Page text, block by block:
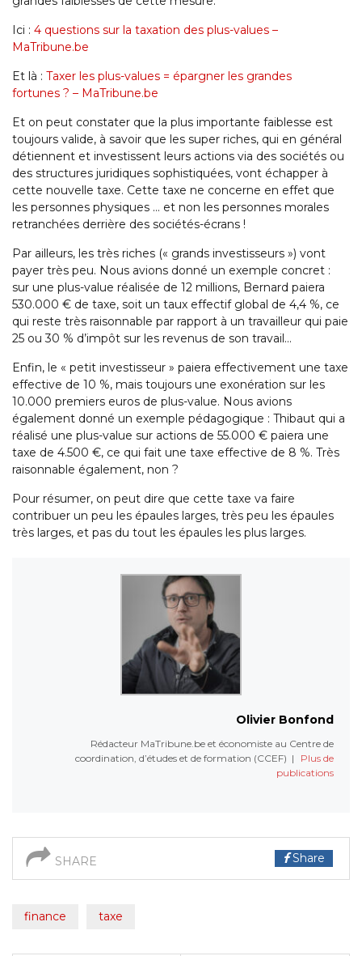
Ici : 4 questions sur la taxation des plus-values –
MaTribune.be
Et là : Taxer les plus-values = épargner les grandes
fortunes ? – MaTribune.be
Et on peut constater que la plus importante faiblesse est
toujours valide, à savoir que les super riches, qui en général
détiennent et investissent leurs actions via des sociétés ou
des structures juridiques sophistiquées, vont échapper à
cette nouvelle taxe. Cette taxe ne concerne en effet que
les personnes physiques … et non les personnes morales
retranchées derrière des sociétés-écrans !
Par ailleurs, les très riches (« grands investisseurs ») vont
payer très peu. Nous avions donné un exemple concret :
sur une plus-value réalisée de 12 millions, Bernard paiera
530.000 € de taxe, soit un taux effectif global de 4,4 %, ce
qui reste très raisonnable par rapport à un travailleur qui paie
25 ou 30 % d’impôt sur les revenus de son travail…
Enfin, le « petit investisseur » paiera effectivement une taxe
effective de 10 %, mais toujours une exonération sur les
10.000 premiers euros de plus-value. Nous avions
également donné un exemple pédagogique : Thibaut qui a
réalisé une plus-value sur actions de 55.000 € paiera une
taxe de 4.500 €, ce qui fait une taxe effective de 8 %. Très
raisonnable également, non ?
Pour résumer, on peut dire que cette taxe va faire
contribuer un peu les épaules larges, très peu les épaules
très larges, et pas du tout les épaules les plus larges.
Olivier Bonfond
Rédacteur MaTribune.be et économiste au Centre de
coordination, d’études et de formation (CCEF) |
Plus de
publications
SHARE Share
finance taxe